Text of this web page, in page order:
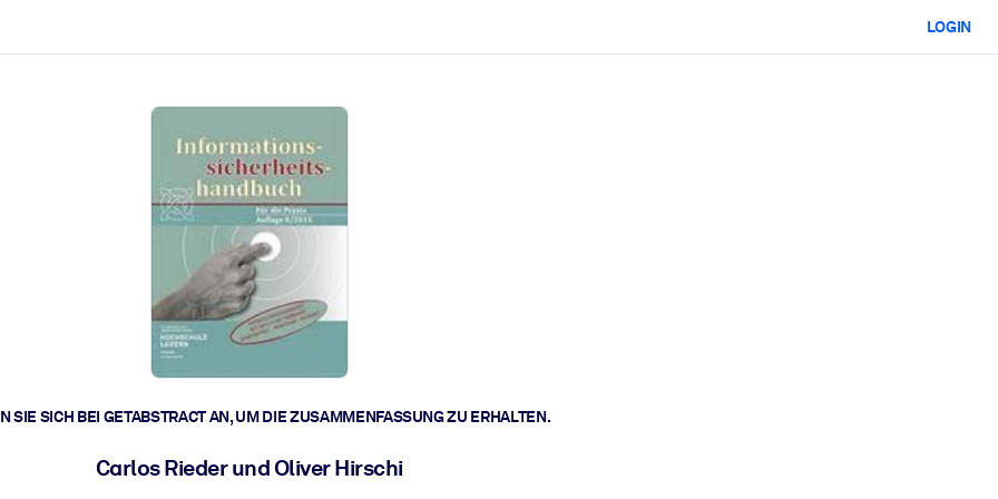
zu lösen und schneller zu handeln.
LOGIN
SIE SICH BEI GETABSTRACT AN, UM DIE ZUSAMMENFASSUNG ZU ERHALTEN.
Carlos Rieder und Oliver Hirschi